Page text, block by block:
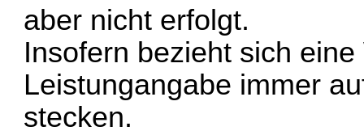
aber nicht erfolgt.
Insofern bezieht sich
Leistungangabe immer
stecken.